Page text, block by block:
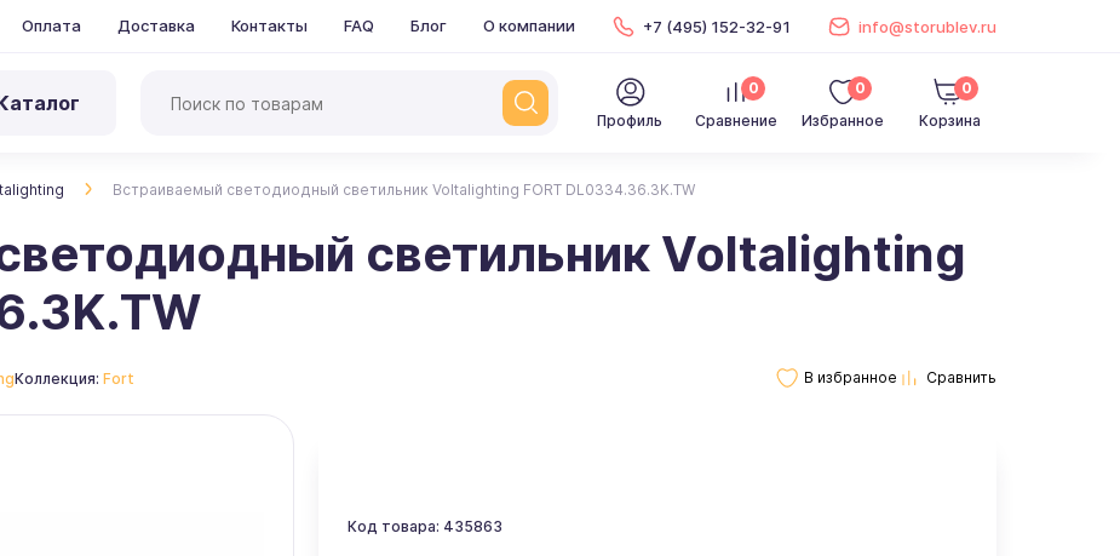
Оплата Доставка Контакты FAQ Блог О компании +7 (495) 152-32-91 info@storublev.ru
Профиль Сравнение
0
Избранное
0
Корзина
0
Встраиваемый светодиодный светильник Voltalighting FORT DL0334.36.3K.TW
светильник Voltalighting
Коллекция: Fort
Код товара: 435863